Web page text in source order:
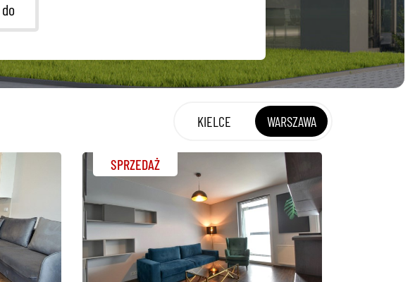
KIELCE WARSZAWA
SPRZEDAŻ